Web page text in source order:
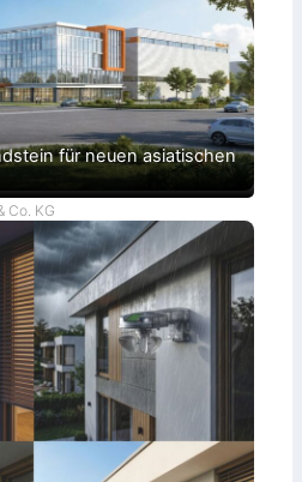
für neuen asiatischen
Co. KG